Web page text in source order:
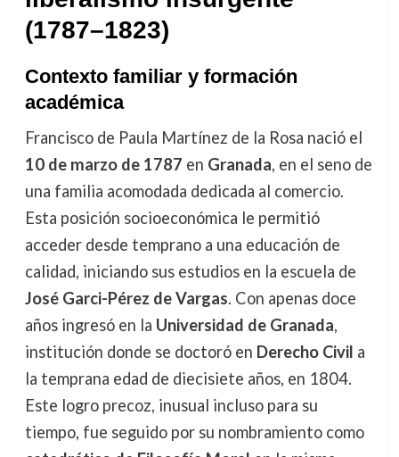
(1787–1823)
Contexto familiar y formación
académica
Francisco de Paula Martínez de la Rosa nació el
10 de marzo de 1787 en Granada, en el seno de
una familia acomodada dedicada al comercio.
Esta posición socioeconómica le permitió
acceder desde temprano a una educación de
calidad, iniciando sus estudios en la escuela de
José Garci-Pérez de Vargas. Con apenas doce
años ingresó en la Universidad de Granada,
institución donde se doctoró en Derecho Civil a
la temprana edad de diecisiete años, en 1804.
Este logro precoz, inusual incluso para su
tiempo, fue seguido por su nombramiento como